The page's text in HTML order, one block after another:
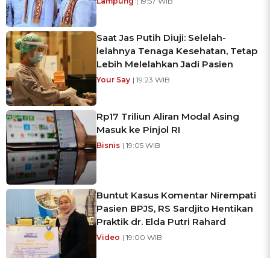
Saat Jas Putih Diuji: Selelah-
lelahnya Tenaga Kesehatan, Tetap
Lebih Melelahkan Jadi Pasien
Your Say | 19:23 WIB
Rp17 Triliun Aliran Modal Asing
Masuk ke Pinjol RI
Bisnis | 19:05 WIB
Buntut Kasus Komentar Nirempati
Pasien BPJS, RS Sardjito Hentikan
Praktik dr. Elda Putri Rahard
Video | 19:00 WIB